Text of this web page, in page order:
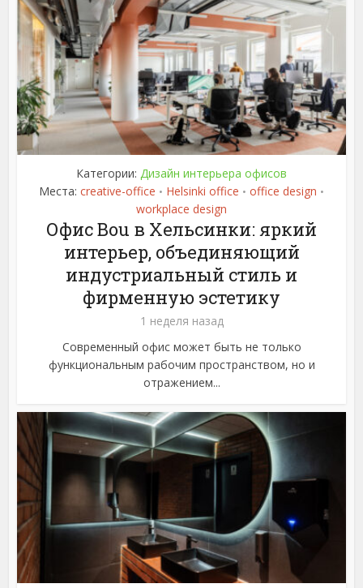
Категории: Дизайн интерьера офисов
Места: creative-office • Helsinki office • office design •
workplace design
Офис Bou в Хельсинки: яркий
интерьер, объединяющий
индустриальный стиль и
фирменную эстетику
1 неделя назад
Современный офис может быть не только
функциональным рабочим пространством, но и
отражением...